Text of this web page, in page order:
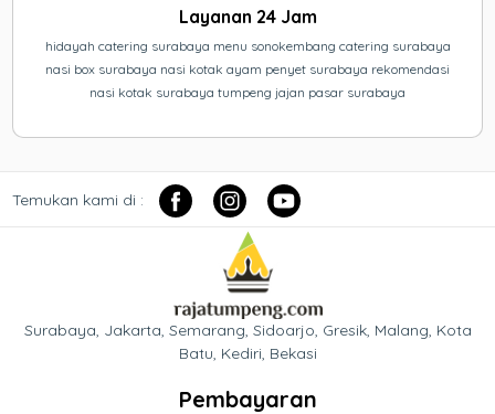
Layanan 24 Jam
hidayah catering surabaya menu sonokembang catering surabaya
nasi box surabaya nasi kotak ayam penyet surabaya rekomendasi
nasi kotak surabaya tumpeng jajan pasar surabaya
Temukan kami di :
Surabaya, Jakarta, Semarang, Sidoarjo, Gresik, Malang, Kota
Batu, Kediri, Bekasi
Pembayaran